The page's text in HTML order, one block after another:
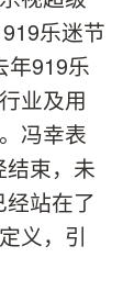
乐迷节
年919乐
业及用
冯幸表
束，未
站在了
义，引